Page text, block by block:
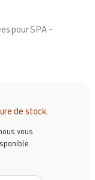
pour SPA –
de stock.
vous